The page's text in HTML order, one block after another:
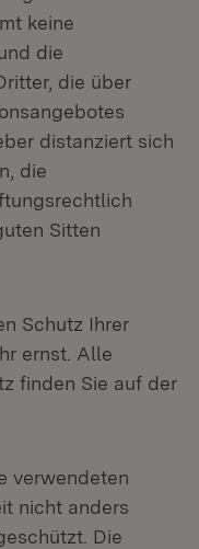
keine
die
die über
distanziert sich
die
Sitten
Schutz Ihrer
ernst. Alle
finden Sie auf der
verwendeten
nicht anders
Die